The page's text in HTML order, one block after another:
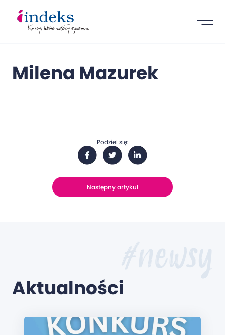
Milena Mazurek
Podziel się:
Następny artykuł
Aktualności